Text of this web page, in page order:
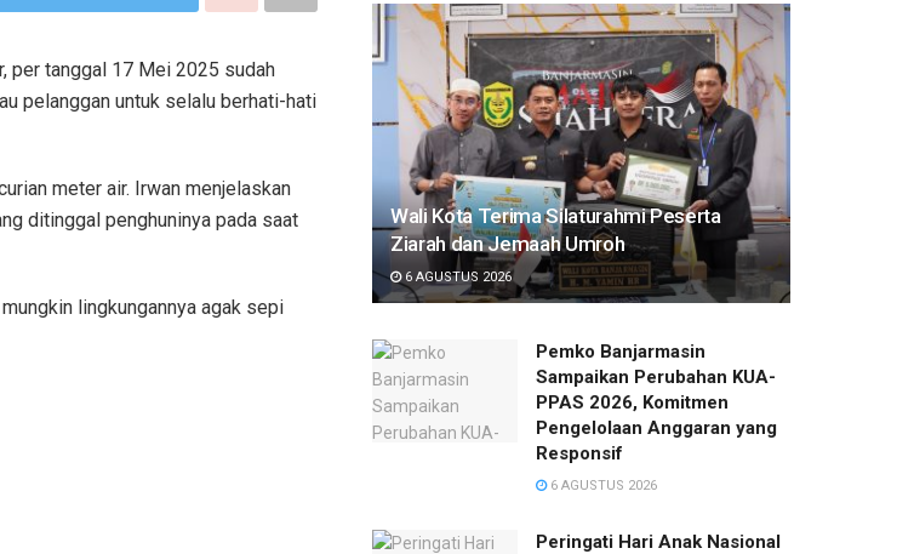
per tanggal 17 Mei 2025 sudah
pelanggan untuk selalu berhati-hati
meter air. Irwan menjelaskan
ditinggal penghuninya pada saat
lingkungannya agak sepi
Wali Kota Terima Silaturahmi Peserta
Ziarah dan Jemaah Umroh
6 AGUSTUS 2026
Pemko Banjarmasin
Sampaikan Perubahan KUA-
PPAS 2026, Komitmen
Pengelolaan Anggaran yang
Responsif
6 AGUSTUS 2026
Peringati Hari Anak Nasional